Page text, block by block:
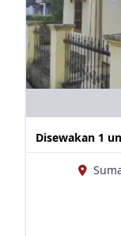
Disewakan 1